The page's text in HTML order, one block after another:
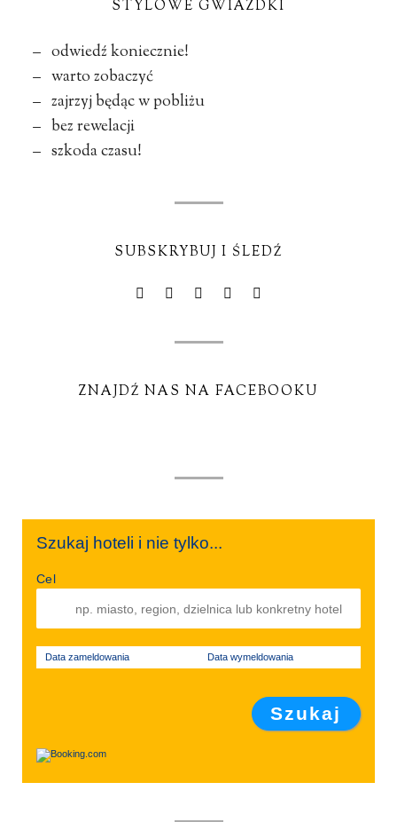
STYLOWE GWIAZDKI
– odwiedź koniecznie!
– warto zobaczyć
– zajrzyj będąc w pobliżu
– bez rewelacji
– szkoda czasu!
SUBSKRYBUJ I ŚLEDŹ
ZNAJDŹ NAS NA FACEBOOKU
Szukaj hoteli i nie tylko...
Cel
Data zameldowania Data wymeldowania